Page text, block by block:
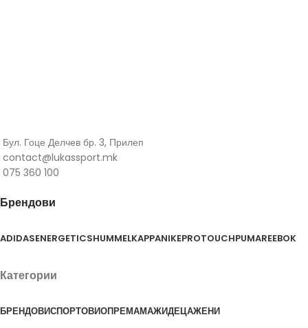
Бул. Гоце Делчев бр. 3, Прилеп
contact@lukassport.mk
075 360 100
Брендови
ADIDASENERGETICSHUMMELKAPPANIKEPROTOUCHPUMAREEBOK
Категории
БРЕНДОВИСПОРТОВИОПРЕМАМАЖИДЕЦАЖЕНИ